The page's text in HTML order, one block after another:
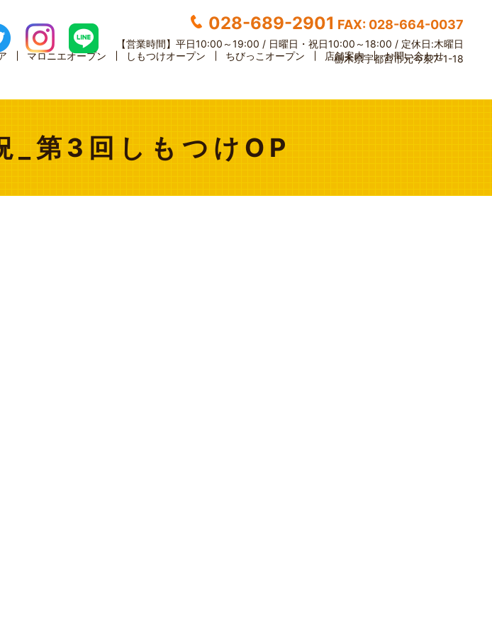
028-689-2901 FAX: 028-664-0037
【営業時間】 平日10:00～19:00 / 日曜日・祝日10:00～18:00 / 定休日:木曜日
栃木県宇都宮市元今泉7-1-18
マロニエオープン しもつけオープン ちびっこオープン 店舗案内 お問い合わせ
_第3回しもつけOP